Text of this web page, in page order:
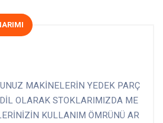
MAKİNELERİN YEDEK PARÇ
OLARAK STOKLARIMIZDA ME
KULLANIM ÖMRÜNÜ AR